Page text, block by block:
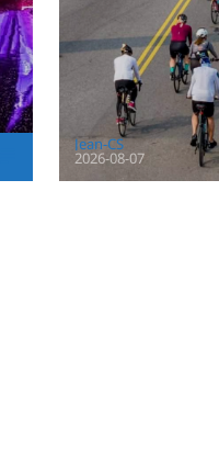
Jean-CS
2026-08-07